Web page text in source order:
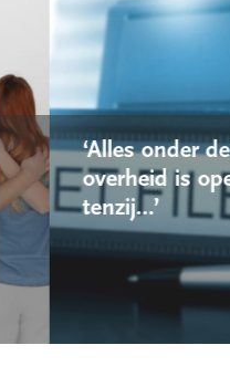
‘Alles onder de Wet
overheid is
tenzij…’